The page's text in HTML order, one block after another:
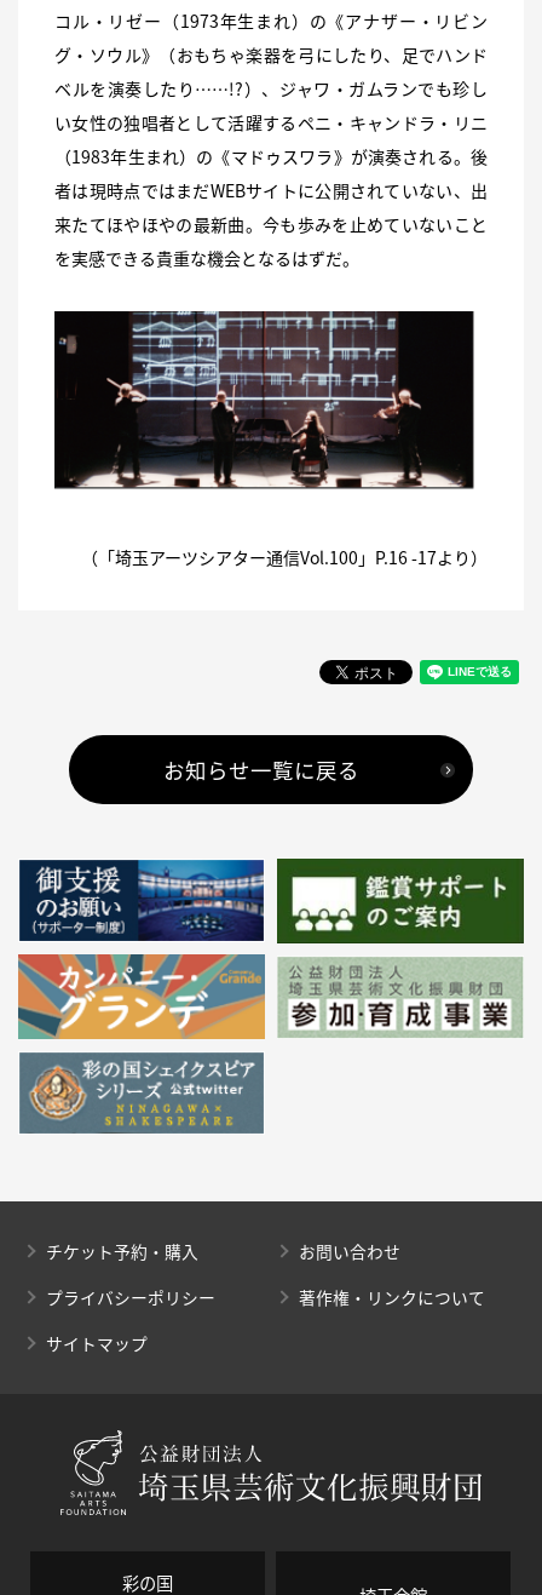
コル・リゼー（1973年生まれ）の《アナザー・リビン
グ・ソウル》（おもちゃ楽器を弓にしたり、足でハンド
ベルを演奏したり……!?）、ジャワ・ガムランでも珍し
い女性の独唱者として活躍するペニ・キャンドラ・リニ
（1983年生まれ）の《マドゥスワラ》が演奏される。後
者は現時点ではまだWEBサイトに公開されていない、出
来たてほやほやの最新曲。今も歩みを止めていないこと
を実感できる貴重な機会となるはずだ。
（「埼玉アーツシアター通信Vol.100 」P.16 -17より）
お知らせ一覧に戻る
チケット予約・購入
お問い合わせ
プライバシーポリシー
著作権・リンクについて
サイトマップ
彩の国